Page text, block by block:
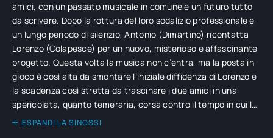
amici, con un passato musicale in comune e un futuro tutto
da scrivere. Dopo la rottura del loro sodalizio professionale e
un lungo periodo di silenzio, Antonio (Dimartino) ricontatta
Lorenzo (Colapesce) per un nuovo, misterioso e affascinante
progetto. Questa volta la musica non c’entra, ma la posta in
gioco è così alta da smontare l’iniziale diffidenza di Lorenzo e
la scadenza così stretta da trascinare i due amici in una
spericolata, quanto temeraria, corsa contro il tempo in cui le
sorprese non finiscono mai. E Antonio e Lorenzo dovranno
ESPANDI LA SINOSSI